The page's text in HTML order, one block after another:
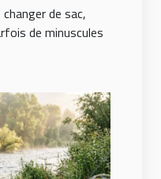
de sac,
de minuscules